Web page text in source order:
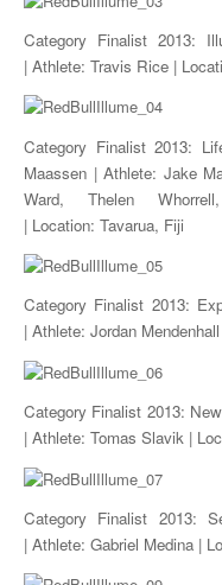
Category Finalist 2013:
| Athlete: Travis Rice |
Category Finalist 2013:
Maassen | Athlete: Jake
Ward, Thelen
| Location: Tavarua, Fiji
Category Finalist 2013:
| Athlete: Jordan
Category Finalist 2013:
| Athlete: Tomas Slavik |
Category Finalist 2013:
| Athlete: Gabriel Medina |